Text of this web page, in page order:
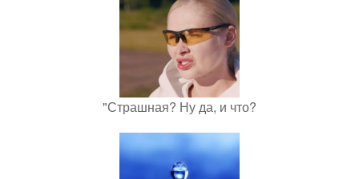
"Страшная? Ну да, и что?